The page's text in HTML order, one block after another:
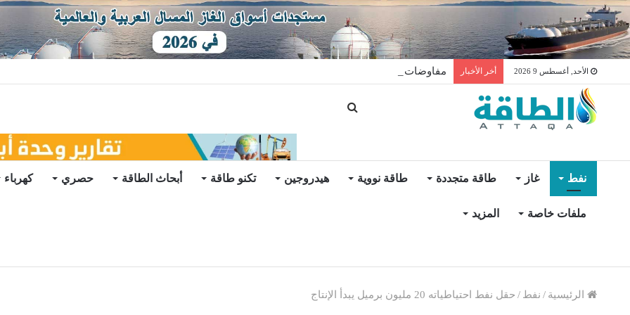
الأحد, أغسطس 9 2026 أخر الأخبار مفاوضات لتخزين النفط العراقي في الخارج
نفط غاز طاقة متجددة طاقة نووية هيدروجين تكنو طاقة أبحاث الطاقة حصري كهرباء
ملفات خاصة المزيد
الرئيسية / نفط / حقل نفط احتياطياته 20 مليون برميل يبدأ الإنتاج